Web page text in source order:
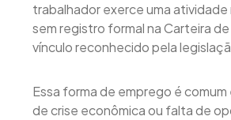
trabalhador exerce uma atividade
sem registro formal na Carteira
vínculo reconhecido pela
Essa forma de emprego é
de crise econômica ou falta de